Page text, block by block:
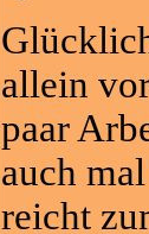
allein
paar
auch
reicht